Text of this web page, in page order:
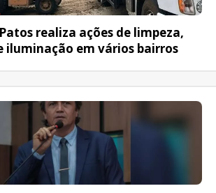
realiza ações de limpeza,
iluminação em vários bairros